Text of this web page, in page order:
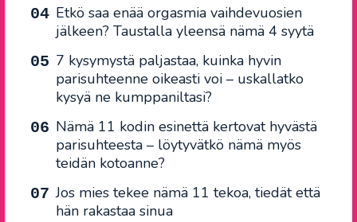
Etkö saa enää orgasmia vaihdevuosien
jälkeen? Taustalla yleensä nämä 4 syytä
7 kysymystä paljastaa, kuinka hyvin
parisuhteenne oikeasti voi – uskallatko
kysyä ne kumppaniltasi?
Nämä 11 kodin esinettä kertovat hyvästä
parisuhteesta – löytyvätkö nämä myös
teidän kotoanne?
Jos mies tekee nämä 11 tekoa, tiedät että
hän rakastaa sinua